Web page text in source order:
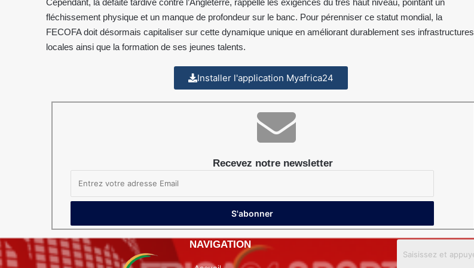
Cependant, la défaite tardive contre l’Angleterre, rappelle les exigences du très haut niveau, pointant un
fléchissement physique et un manque de profondeur sur le banc. Pour pérenniser ce statut mondial, la
FECOFA doit désormais capitaliser sur cette dynamique unique en améliorant durablement ses infrastructures
locales ainsi que la formation de ses jeunes talents.
Installer l'application Myafrica24
Recevez notre newsletter
NAVIGATION